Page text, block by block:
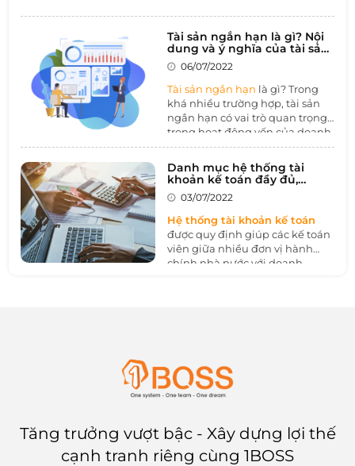
nhiều nhà cung cấp phần mềm
trong và ngoài nước. Bộ phận
kế toán cần biết những
nhằm phát huy hiệu quả tối đa.
Tài sản ngắn hạn là gì? Nội
dung và ý nghĩa của tài sản
ngắn hạn
06/07/2022
Tài sản ngắn hạn là gì? Trong
khá nhiều trường hợp, tài sản
ngắn hạn có vai trò quan trọng
trong hoạt động vốn của doanh
nghiệp. Tài sản ngắn hạn thể
hiện khả năng về tài chính
trong thời gian ngắn của doanh
nghiệp. Cùng 1BOSS tìm hiểu
trong bài viết sau để nắm rõ
hơn về loại sản này và cách
phân biệt với tài sản dài hạn.
Danh mục hệ thống tài
khoản kế toán đầy đủ,
chính xác nhất
03/07/2022
Hệ thống tài khoản kế toán
được quy định giúp các kế toán
viên giữa nhiều đơn vị hành
chính nhà nước với doanh
Tăng trưởng vượt bậc - Xây dựng lợi thế
cạnh tranh riêng cùng 1BOSS